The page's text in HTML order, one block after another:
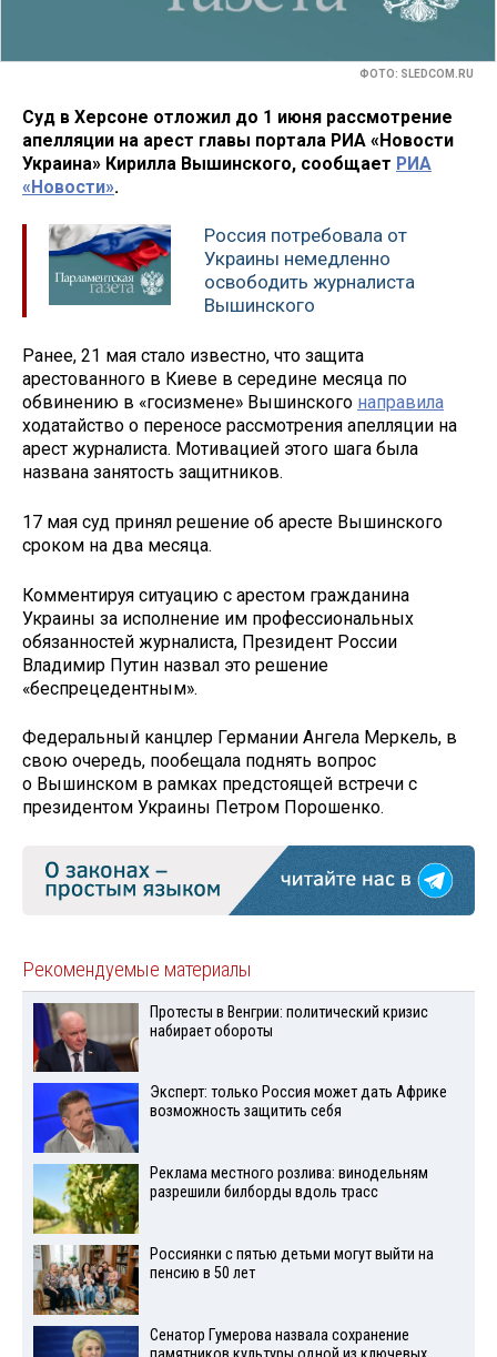
ФОТО: SLEDCOM.RU
Суд в Херсоне отложил до 1 июня рассмотрение
апелляции на арест главы портала РИА «Новости
Украина» Кирилла Вышинского, сообщает РИА
«Новости».
Россия потребовала от
Украины немедленно
освободить журналиста
Вышинского
Ранее, 21 мая стало известно, что защита
арестованного в Киеве в середине месяца по
обвинению в «госизмене» Вышинского направила
ходатайство о переносе рассмотрения апелляции на
арест журналиста. Мотивацией этого шага была
названа занятость защитников.
17 мая суд принял решение об аресте Вышинского
сроком на два месяца.
Комментируя ситуацию с арестом гражданина
Украины за исполнение им профессиональных
обязанностей журналиста, Президент России
Владимир Путин назвал это решение
«беспрецедентным».
Федеральный канцлер Германии Ангела Меркель, в
свою очередь, пообещала поднять вопрос
о Вышинском в рамках предстоящей встречи с
президентом Украины Петром Порошенко.
Рекомендуемые материалы
Протесты в Венгрии: политический кризис
набирает обороты
Эксперт: только Россия может дать Африке
возможность защитить себя
Реклама местного розлива: винодельням
разрешили билборды вдоль трасс
Россиянки с пятью детьми могут выйти на
пенсию в 50 лет
Сенатор Гумерова назвала сохранение